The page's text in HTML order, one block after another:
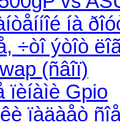
íà
÷òî ýòîò
(ñâîï)
ïèíàìè Gpio
ïàäàåò